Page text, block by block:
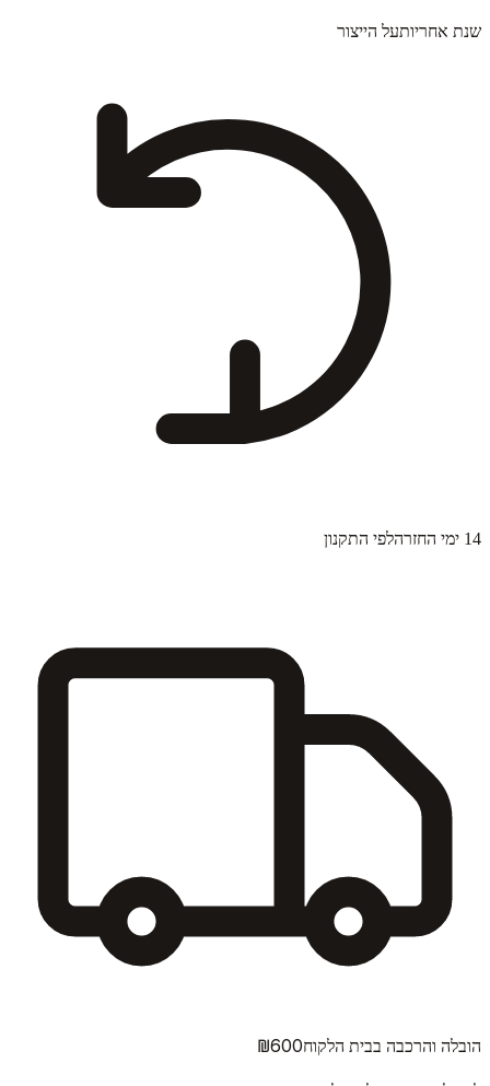
שנת אחריותעל הייצור
14 ימי החזרה לפי התקנון
הובלה והרכבה בבית הלקוח₪600